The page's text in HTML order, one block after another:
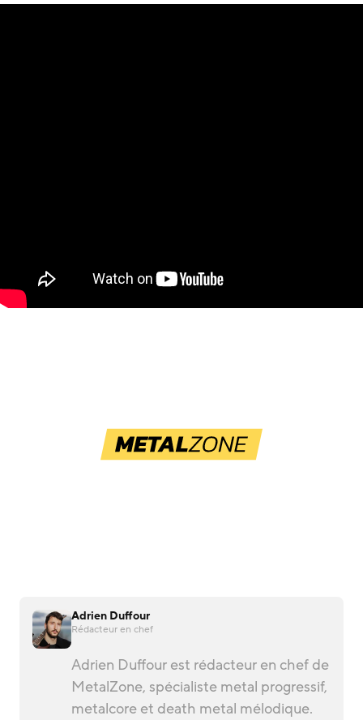
Adrien Duffour
Rédacteur en chef
Adrien Duffour est rédacteur en chef de
MetalZone, spécialiste metal progressif,
metalcore et death metal mélodique.